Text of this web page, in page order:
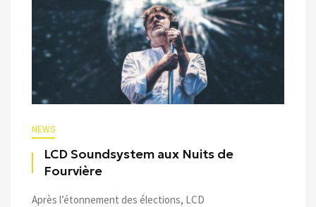
NEWS
LCD Soundsystem aux Nuits de
Fourvière
Après l’étonnement des élections, LCD